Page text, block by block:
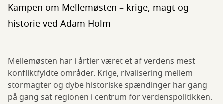
Kampen om Mellemøsten – krige, magt og
historie ved Adam Holm
Mellemøsten har i årtier været et af verdens mest
konfliktfyldte områder. Krige, rivalisering mellem
stormagter og dybe historiske spændinger har gang
på gang sat regionen i centrum for verdenspolitikken.